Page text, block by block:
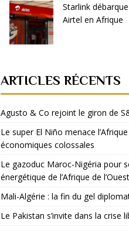
Starlink
Airtel en Afrique
ARTICLES RÉCENTS
Agusto & Co rejoint le giron de
Le super El Niño menace
économiques colossales
Le gazoduc Maroc-Nigéria pour
énergétique de l’Afrique de l’Ouest
Mali-Algérie : la fin du gel
Le Pakistan s’invite dans la crise